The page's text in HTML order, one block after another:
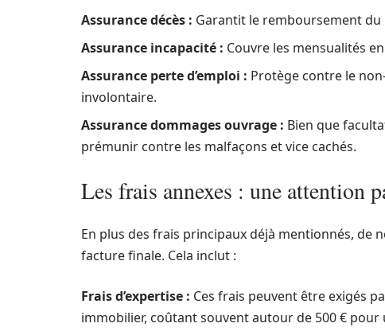
Assurance décès : Garantit le remboursement du
Assurance incapacité : Couvre les mensualités
Assurance perte d’emploi : Protège contre le
involontaire.
Assurance dommages ouvrage : Bien que
prémunir contre les malfaçons et vice cachés.
Les frais annexes : une attention
En plus des frais principaux déjà mentionnés, de
facture finale. Cela inclut :
Frais d’expertise : Ces frais peuvent être exigés
immobilier, coûtant souvent autour de 500 € pour